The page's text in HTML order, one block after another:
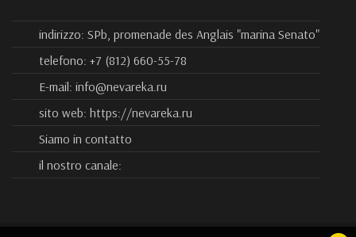
indirizzo: SPb, promenade des Anglais "marina Senato"
telefono: +7 (812) 660-55-78
E-mail: info@nevareka.ru
sito web: https://nevareka.ru
Siamo in contatto
il nostro canale: